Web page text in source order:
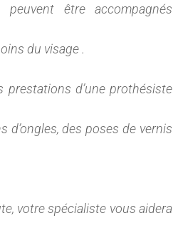
être accompagnés
du visage .
prestations d’une prothésiste
d’ongles, des poses de vernis
votre spécialiste vous aidera